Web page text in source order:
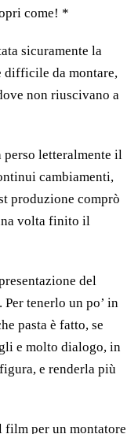
come! *
sicuramente la
difficile da montare,
non riuscivano a
perso letteralmente il
cambiamenti,
produzione comprò
volta finito il
del
tenerlo un po’ in
pasta è fatto, se
e molto dialogo, in
e renderla più
film per un montatore